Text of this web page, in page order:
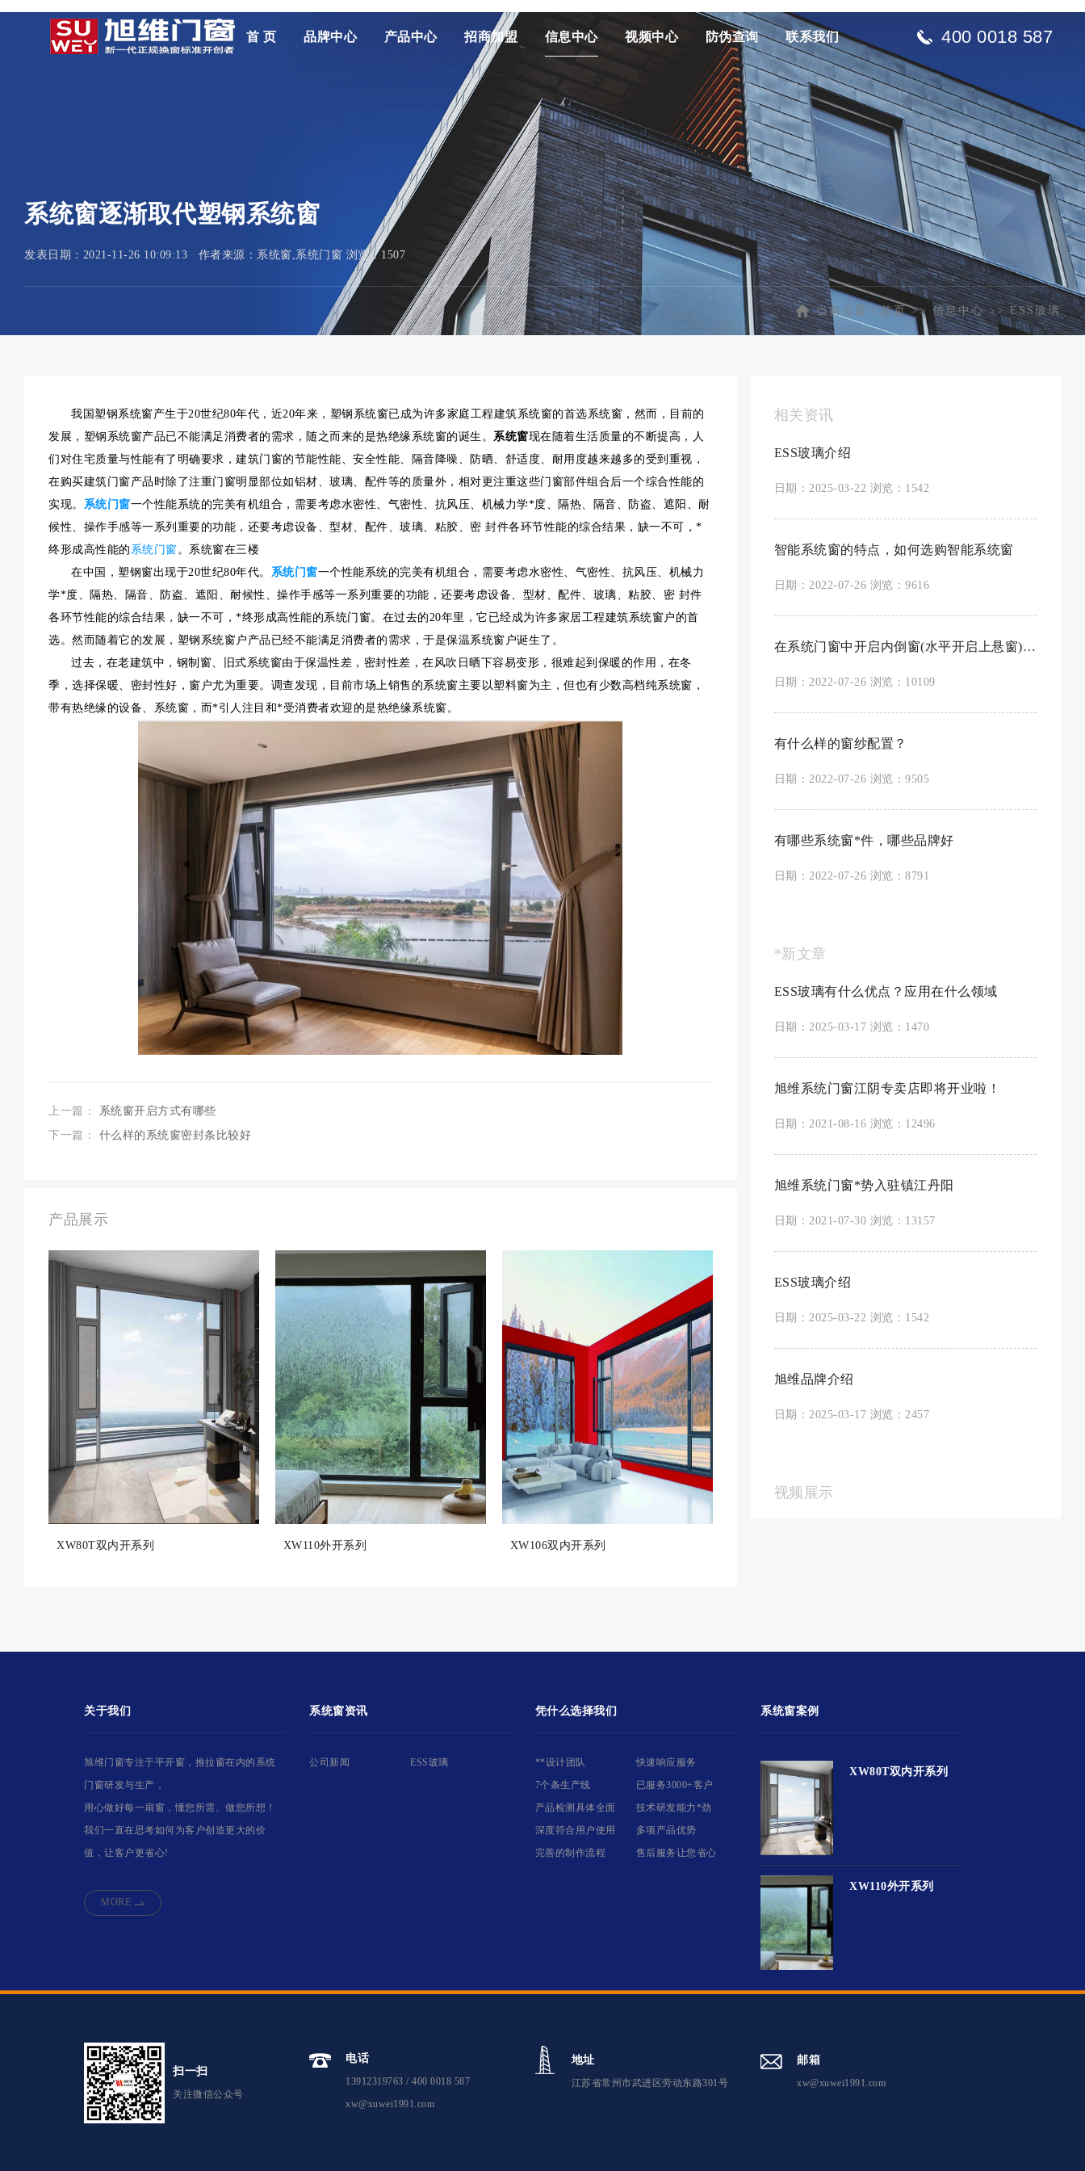
首 页 品牌中心 产品中心 招商加盟 信息中心 视频中心 防伪查询 联系我们 400 0018 587
系统窗逐渐取代塑钢系统窗
发表日期：2021-11-26 10:09:13 作者来源：系统窗,系统门窗 浏览：1507
当前位置：首页>> 信息中心>>ESS玻璃
我国塑钢系统窗产生于20世纪80年代，近20年来，塑钢系统窗已成为许多家庭工程建筑系统窗的首选系统窗，然而，目前的
发展，塑钢系统窗产品已不能满足消费者的需求，随之而来的是热绝缘系统窗的诞生。 系统窗现在随着生活质量的不断提高，人
们对住宅质量与性能有了明确要求，建筑门窗的节能性能、安全性能、隔音降噪、防晒、舒适度、耐用度越来越多的受到重视，
在购买建筑门窗产品时除了注重门窗明显部位如铝材、玻璃、配件等的质量外，相对更注重这些门窗部件组合后一个综合性能的
实现。 系统门窗一个性能系统的完美有机组合，需要考虑水密性、气密性、抗风压、机械力学*度、隔热、隔音、防盗、遮阳、耐
候性、操作手感等一系列重要的功能，还要考虑设备、型材、配件、玻璃、粘胶、密 封件各环节性能的综合结果，缺一不可，*
终形成高性能的 系统门窗。系统窗在三楼
在中国，塑钢窗出现于20世纪80年代。 系统门窗一个性能系统的完美有机组合，需要考虑水密性、气密性、抗风压、机械力
学*度、隔热、隔音、防盗、遮阳、耐候性、操作手感等一系列重要的功能，还要考虑设备、型材、配件、玻璃、粘胶、密 封件
各环节性能的综合结果，缺一不可，*终形成高性能的系统门窗。在过去的20年里，它已经成为许多家居工程建筑系统窗户的首
选。然而随着它的发展，塑钢系统窗户产品已经不能满足消费者的需求，于是保温系统窗户诞生了。
过去，在老建筑中，钢制窗、旧式系统窗由于保温性差，密封性差，在风吹日晒下容易变形，很难起到保暖的作用，在冬
季，选择保暖、密封性好，窗户尤为重要。调查发现，目前市场上销售的系统窗主要以塑料窗为主，但也有少数高档纯系统窗，
带有热绝缘的设备、系统窗，而*引人注目和*受消费者欢迎的是热绝缘系统窗。
上一篇： 系统窗开启方式有哪些
下一篇： 什么样的系统窗密封条比较好
产品展示
XW80T双内开系列 XW110外开系列 XW106双内开系列
相关资讯
ESS玻璃介绍
日期：2025-03-22 浏览：1542
智能系统窗的特点，如何选购智能系统窗
日期：2022-07-26 浏览：9616
在系统门窗中开启内倒窗(水平开启上悬窗)的优点
日期：2022-07-26 浏览：10109
有什么样的窗纱配置？
日期：2022-07-26 浏览：9505
有哪些系统窗*件，哪些品牌好
日期：2022-07-26 浏览：8791
*新文章
ESS玻璃有什么优点？应用在什么领域
日期：2025-03-17 浏览：1470
旭维系统门窗江阴专卖店即将开业啦！
日期：2021-08-16 浏览：12496
旭维系统门窗*势入驻镇江丹阳
日期：2021-07-30 浏览：13157
ESS玻璃介绍
日期：2025-03-22 浏览：1542
旭维品牌介绍
日期：2025-03-17 浏览：2457
视频展示
关于我们
旭维门窗专注于平开窗，推拉窗在内的系统
门窗研发与生产，
用心做好每一扇窗，懂您所需、做您所想！
我们一直在思考如何为客户创造更大的价
值，让客户更省心!
MORE
系统窗资讯
公司新闻 ESS玻璃
凭什么选择我们
**设计团队
快速响应服务
7个条生产线
已服务3000+客户
产品检测具体全面
技术研发能力*劲
深度符合用户使用
多项产品优势
完善的制作流程
售后服务让您省心
系统窗案例
XW80T双内开系列
XW110外开系列
扫一扫
关注微信公众号
电话
13912319763 / 400 0018 587
xw@xuwei1991.com
地址
江苏省常州市武进区劳动东路301号
邮箱
xw@xuwei1991.com